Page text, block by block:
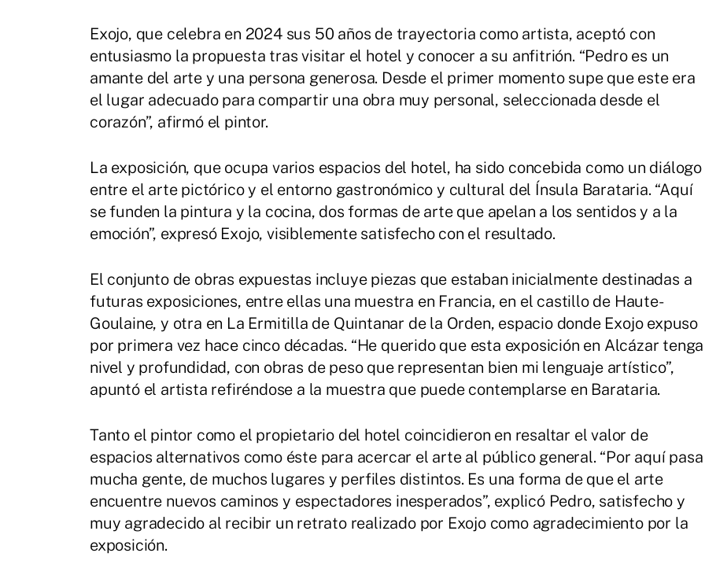
Exojo, que celebra en 2024 sus 50 años de trayectoria como artista, aceptó con
entusiasmo la propuesta tras visitar el hotel y conocer a su anfitrión. “Pedro es un
amante del arte y una persona generosa. Desde el primer momento supe que este era
el lugar adecuado para compartir una obra muy personal, seleccionada desde el
corazón”, afirmó el pintor.
La exposición, que ocupa varios espacios del hotel, ha sido concebida como un diálogo
entre el arte pictórico y el entorno gastronómico y cultural del Ínsula Barataria. “Aquí
se funden la pintura y la cocina, dos formas de arte que apelan a los sentidos y a la
emoción”, expresó Exojo, visiblemente satisfecho con el resultado.
El conjunto de obras expuestas incluye piezas que estaban inicialmente destinadas a
futuras exposiciones, entre ellas una muestra en Francia, en el castillo de Haute-
Goulaine, y otra en La Ermitilla de Quintanar de la Orden, espacio donde Exojo expuso
por primera vez hace cinco décadas. “He querido que esta exposición en Alcázar tenga
nivel y profundidad, con obras de peso que representan bien mi lenguaje artístico”,
apuntó el artista refiréndose a la muestra que puede contemplarse en Barataria.
Tanto el pintor como el propietario del hotel coincidieron en resaltar el valor de
espacios alternativos como éste para acercar el arte al público general. “Por aquí pasa
mucha gente, de muchos lugares y perfiles distintos. Es una forma de que el arte
encuentre nuevos caminos y espectadores inesperados”, explicó Pedro, satisfecho y
muy agradecido al recibir un retrato realizado por Exojo como agradecimiento por la
exposición.